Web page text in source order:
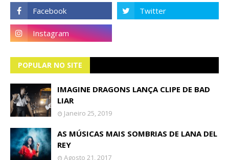
POPULAR NO SITE
IMAGINE DRAGONS LANÇA CLIPE DE BAD
LIAR
Janeiro 25, 2019
AS MÚSICAS MAIS SOMBRIAS DE LANA DEL
REY
Agosto 21, 2017